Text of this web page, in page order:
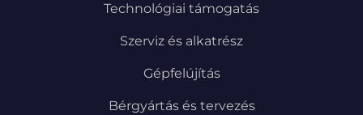
Technológiai támogatás
Szerviz és alkatrész
Gépfelújítás
Bérgyártás és tervezés